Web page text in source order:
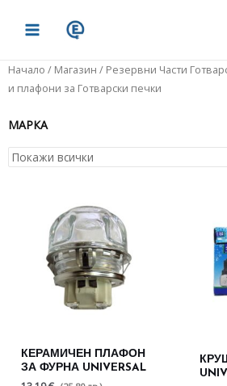
MENU
Начало / Магазин / Резервни Части
и плафони за Готварски печки
МАРКА
КЕРАМИЧЕН ПЛАФОН
ЗА ФУРНА UNIVERSAL